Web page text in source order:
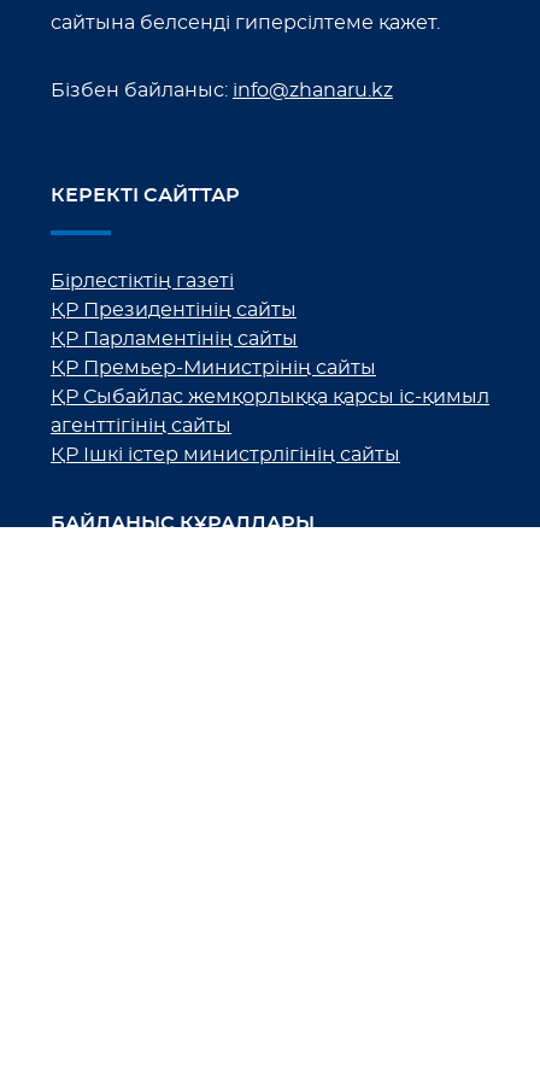
сайтына белсенді гиперсілтеме қажет.
Бізбен байланыс: info@zhanaru.kz
КЕРЕКТІ САЙТТАР
Бірлестіктің газеті
ҚР Президентінің сайты
ҚР Парламентінің сайты
ҚР Премьер-Министрінің сайты
ҚР Сыбайлас жемқорлыққа қарсы іс-қимыл
агенттігінің сайты
ҚР Ішкі істер министрлігінің сайты
БАЙЛАНЫС ҚҰРАЛДАРЫ